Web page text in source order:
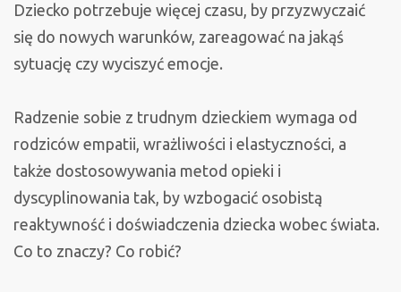
Dziecko potrzebuje więcej czasu, by przyzwyczaić
się do nowych warunków, zareagować na jakąś
sytuację czy wyciszyć emocje.
Radzenie sobie z trudnym dzieckiem wymaga od
rodziców empatii, wrażliwości i elastyczności, a
także dostosowywania metod opieki i
dyscyplinowania tak, by wzbogacić osobistą
reaktywność i doświadczenia dziecka wobec świata.
Co to znaczy? Co robić?